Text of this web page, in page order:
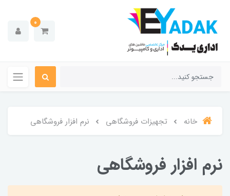
0
خانه تجهیزات فروشگاهی نرم افزار فروشگاهی
نرم افزار فروشگاهی